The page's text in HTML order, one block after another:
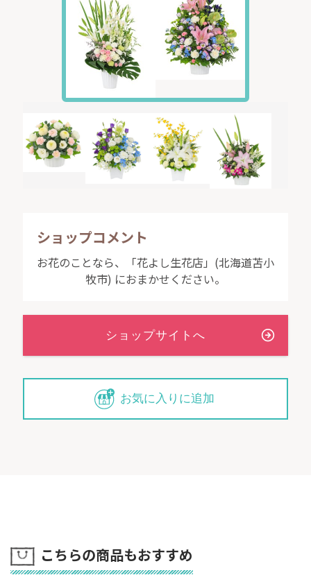
ショップコメント
お花のことなら、「花よし生花店」(北海道苫小
牧市) におまかせください。
お気に入りに追加
こちらの商品もおすすめ